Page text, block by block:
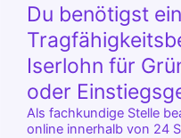
Du benötigst
Iserlohn für
oder
Als fachkundige Stelle
online innerhalb von 24